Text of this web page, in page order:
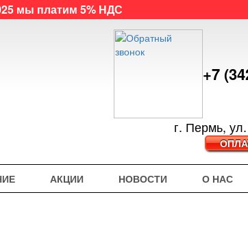
мы платим 5% НДС
+7
г. Пермь,
АКЦИИ НОВОСТИ О НАС